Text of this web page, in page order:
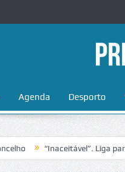
Agenda Desporto
“Inaceitável”. Liga para a